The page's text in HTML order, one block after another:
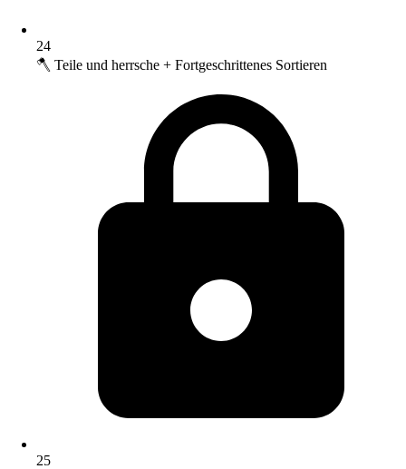
24
🪓 Teile und herrsche + Fortgeschrittenes Sortieren
25